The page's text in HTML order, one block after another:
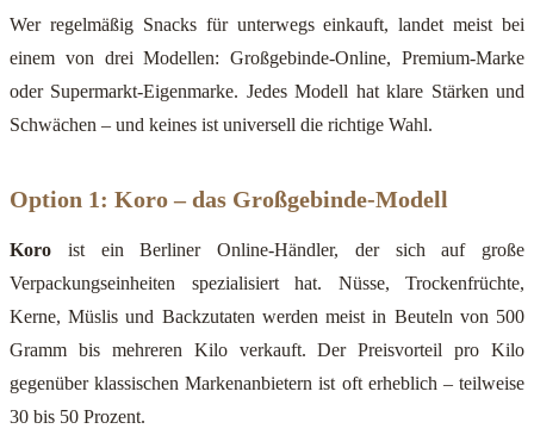
Wer regelmäßig Snacks für unterwegs einkauft, landet meist bei
einem von drei Modellen: Großgebinde-Online, Premium-Marke
oder Supermarkt-Eigenmarke. Jedes Modell hat klare Stärken und
Schwächen – und keines ist universell die richtige Wahl.
Option 1: Koro – das Großgebinde-Modell
Koro ist ein Berliner Online-Händler, der sich auf große
Verpackungseinheiten spezialisiert hat. Nüsse, Trockenfrüchte,
Kerne, Müslis und Backzutaten werden meist in Beuteln von 500
Gramm bis mehreren Kilo verkauft. Der Preisvorteil pro Kilo
gegenüber klassischen Markenanbietern ist oft erheblich – teilweise
30 bis 50 Prozent.